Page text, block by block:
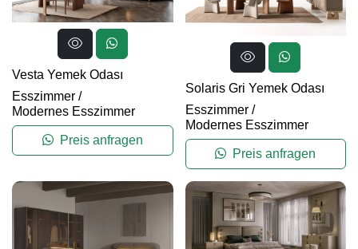
Vesta Yemek Odası
Esszimmer /
Modernes Esszimmer
Preis anfragen
Solaris Gri Yemek Odası
Esszimmer/
Modernes Esszimmer
Preis anfragen